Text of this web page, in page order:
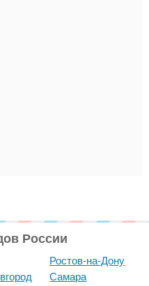
России
Ростов-на-Дону
Самара